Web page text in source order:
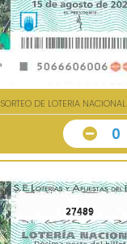
SORTEO DE LOTERIA NACIONAL
0
27489